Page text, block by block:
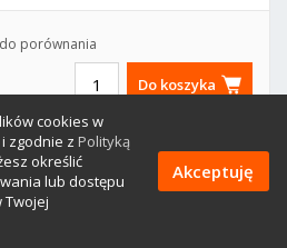
cookies w
zgodnie z Polityką
określić
lub dostępu
Twojej
Akceptuję
do porównania
Do koszyka